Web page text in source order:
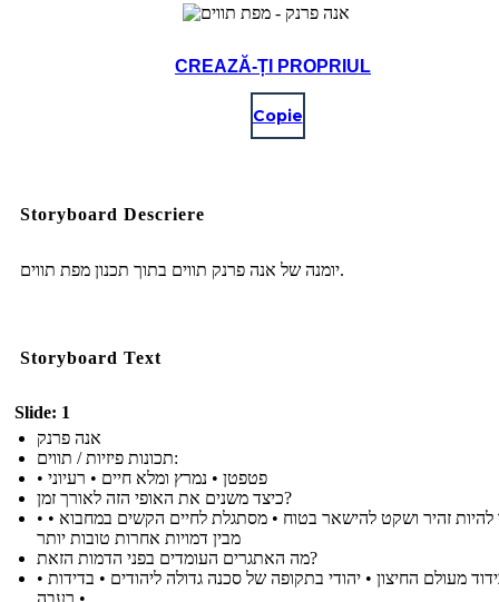
CREAZĂ-ȚI PROPRIUL
Copie
Storyboard Descriere
יומנה של אנה פרנק תווים בתוך תכנון מפת תווים.
Storyboard Text
Slide: 1
אנה פרנק
תכונות פיזיות / תווים:
• פטפטן • נמרץ ומלא חיים • רעיוני
כיצד משנים את האופי הזה לאורך זמן?
• לומד להיות זהיר ושקט להישאר בטוח • מסתגלת לחיים הקשים במחבוא •
מבין דמויות אחרות טובות יותר
מה האתגרים העומדים בפני הדמות הזאת?
• בידוד מעולם החיצון • יהודי בתקופה של סכנה גדולה ליהודים • בדידות